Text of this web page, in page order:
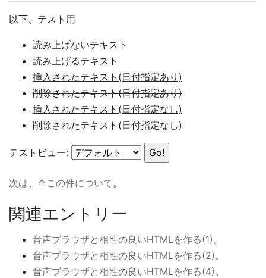
以下、テスト用
読み上げないテキスト
読み上げるテキスト
挿入されたテキスト(日付指定あり)
削除されたテキスト(日付指定あり)
挿入されたテキスト(日付指定なし)
削除されたテキスト(日付指定なし)
テストビュー:
次は、↑この件について。
関連エントリー
音声ブラウザと相性の良いHTMLを作る(1)。
音声ブラウザと相性の良いHTMLを作る(2)。
音声ブラウザと相性の良いHTMLを作る(4)。